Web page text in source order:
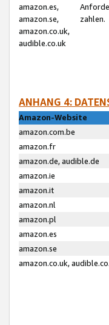
amazon.es,
amazon.se,
amazon.co.uk,
audible.co.uk
zahlen.
ANHANG 4:
Amazon-Website
amazon.com.be
amazon.fr
amazon.de, audible.de
amazon.ie
amazon.it
amazon.nl
amazon.pl
amazon.es
amazon.se
amazon.co.uk,